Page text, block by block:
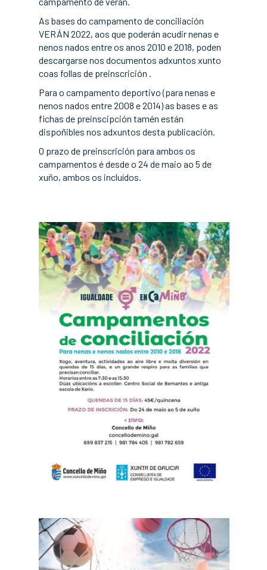
As bases do campamento de conciliación
VERÁN 2022, aos que poderán acudir nenas e
nenos nados entre os anos 2010 e 2018, poden
descargarse nos documentos adxuntos xunto
coas follas de preinscrición .
Para o campamento deportivo (para nenas e
nenos nados entre 2008 e 2014) as bases e as
fichas de preinscipción tamén están
dispoñibles nos adxuntos desta publicación.
O prazo de preinscrición para ambos os
campamentos é desde o 24 de maio ao 5 de
xuño, ambos os incluídos.